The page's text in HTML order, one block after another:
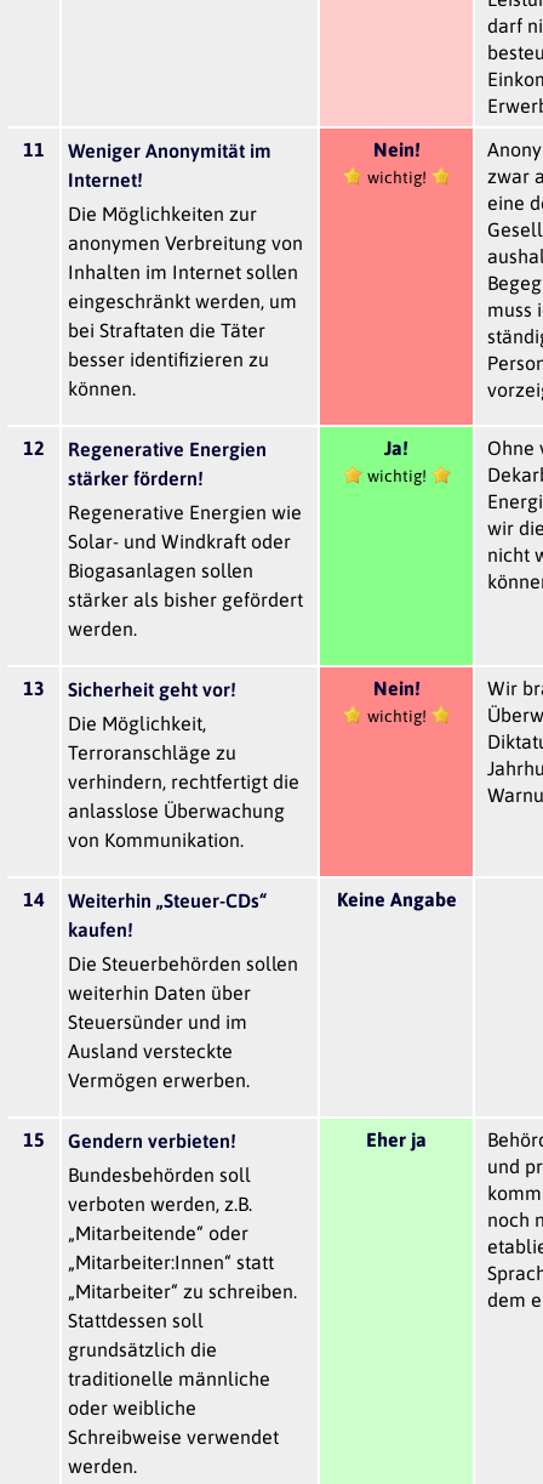
darf
11
Weniger Anonymität im
Internet!
Die Möglichkeiten zur
anonymen Verbreitung von
Inhalten im Internet sollen
eingeschränkt werden, um
bei Straftaten die Täter
besser identifizieren zu
können.
Nein!
wichtig!
zwar
eine
muss
12
Regenerative Energien
stärker fördern!
Regenerative Energien wie
Solar- und Windkraft oder
Biogasanlagen sollen
stärker als bisher gefördert
werden.
Ja!
wichtig!
Ohne
wir
nicht
13
Sicherheit geht vor!
Die Möglichkeit,
Terroranschläge zu
verhindern, rechtfertigt die
anlasslose Überwachung
von Kommunikation.
Nein!
wichtig!
Wir
14
Weiterhin „Steuer-CDs“
kaufen!
Die Steuerbehörden sollen
weiterhin Daten über
Steuersünder und im
Ausland versteckte
Vermögen erwerben.
Keine Angabe
15
Gendern verbieten!
Bundesbehörden soll
verboten werden, z.B.
„Mitarbeitende“ oder
„Mitarbeiter:Innen“ statt
„Mitarbeiter“ zu schreiben.
Stattdessen soll
grundsätzlich die
traditionelle männliche
oder weibliche
Schreibweise verwendet
werden.
Eher ja
und
noch
dem